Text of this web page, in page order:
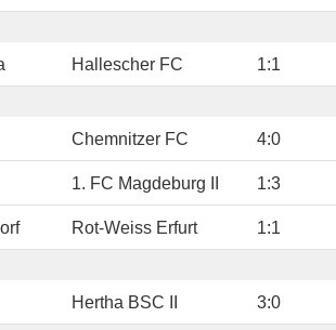
Hallescher FC 1:1
Chemnitzer FC 4:0
1. FC Magdeburg II 1:3
Rot-Weiss Erfurt 1:1
Hertha BSC II 3:0